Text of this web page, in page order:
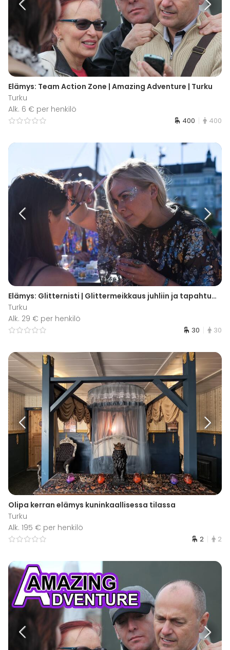
Elämys: Team Action Zone | Amazing Adventure | Turku
Turku
Alk. 6 € per henkilö
400 400
Elämys: Glitternisti | Glittermeikkaus juhliin ja tapahtumiin | Turku
Turku
Alk. 29 € per henkilö
30 30
Olipa kerran elämys kuninkaallisessa tilassa
Turku
Alk. 195 € per henkilö
2 2